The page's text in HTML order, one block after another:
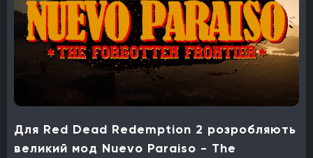
Для Red Dead Redemption 2 розробляють
великий мод Nuevo Paraiso - The